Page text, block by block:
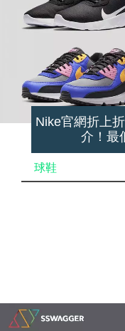
Nike官網折上
介！最
球鞋